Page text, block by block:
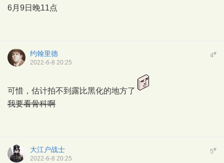
6月9日晚11点
4#
约翰里德
2022-6-8 20:25
可惜，估计拍不到露比黑化的地方了
我要看骨科啊
5#
大江户战士
2022-6-8 20:25